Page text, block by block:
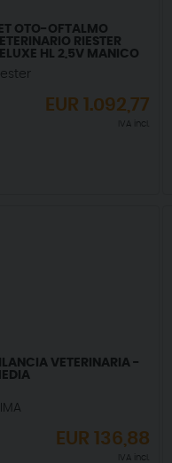
OTO-OFTALMO
RIESTER
HL 2,5V MANICO
EUR1.092,77
IVA incl.
VETERINARIA -
EUR136,88
IVA incl.